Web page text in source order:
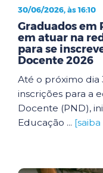
30/06/2026, às 16:10
Graduados em
em atuar na
para se
Docente 2026
Até o próximo dia
inscrições para a
Docente (PND),
Educação ... [saiba